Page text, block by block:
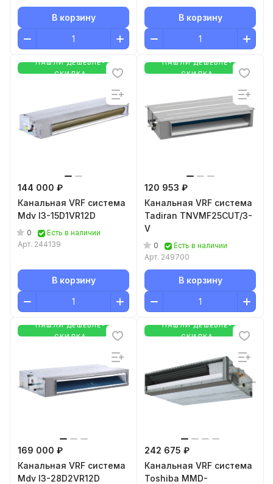
В корзину В корзину
НАШЛИ ДЕШЕВЛЕ-
СКИДКА
144 000 ₽
Канальная VRF система
Mdv I3-15D1VR12D
0
Есть в наличии
Арт. 244139
В корзину
НАШЛИ ДЕШЕВЛЕ-
СКИДКА
120 953 ₽
Канальная VRF система
Tadiran TNVMF25CUT/3-
V
0
Есть в наличии
Арт. 249700
В корзину
НАШЛИ ДЕШЕВЛЕ-
СКИДКА
169 000 ₽
Канальная VRF система
Mdv I3-28D2VR12D
НАШЛИ ДЕШЕВЛЕ-
СКИДКА
242 675 ₽
Канальная VRF система
Toshiba MMD-